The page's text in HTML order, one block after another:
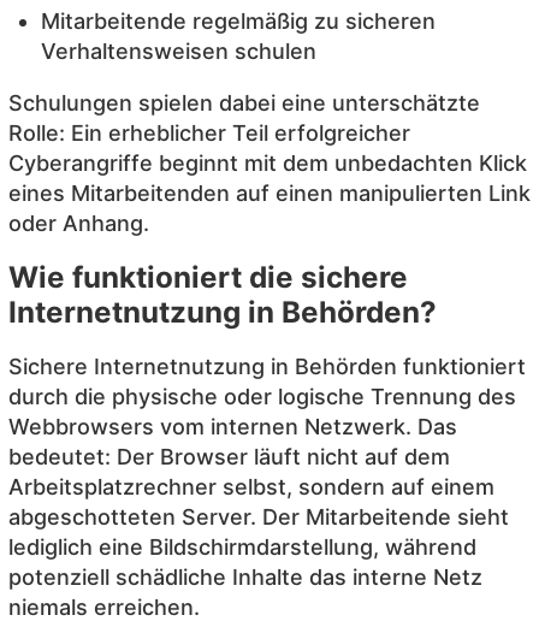
Mitarbeitende regelmäßig zu sicheren
Verhaltensweisen schulen
Schulungen spielen dabei eine unterschätzte
Rolle: Ein erheblicher Teil erfolgreicher
Cyberangriffe beginnt mit dem unbedachten Klick
eines Mitarbeitenden auf einen manipulierten Link
oder Anhang.
Wie funktioniert die sichere
Internetnutzung in Behörden?
Sichere Internetnutzung in Behörden funktioniert
durch die physische oder logische Trennung des
Webbrowsers vom internen Netzwerk. Das
bedeutet: Der Browser läuft nicht auf dem
Arbeitsplatzrechner selbst, sondern auf einem
abgeschotteten Server. Der Mitarbeitende sieht
lediglich eine Bildschirmdarstellung, während
potenziell schädliche Inhalte das interne Netz
niemals erreichen.